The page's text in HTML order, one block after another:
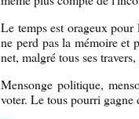
Le temps est orageux
ne perd pas la mémoire et
net, malgré tous ses
Mensonge politique,
voter. Le tous pourri gagne